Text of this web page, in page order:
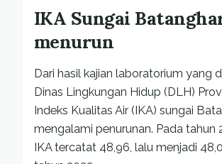
IKA Sungai
menurun
Dari hasil kajian laboratorium yang
Dinas Lingkungan Hidup (DLH)
Indeks Kualitas Air (IKA) sungai
mengalami penurunan. Pada tahun
IKA tercatat 48,96, lalu menjadi